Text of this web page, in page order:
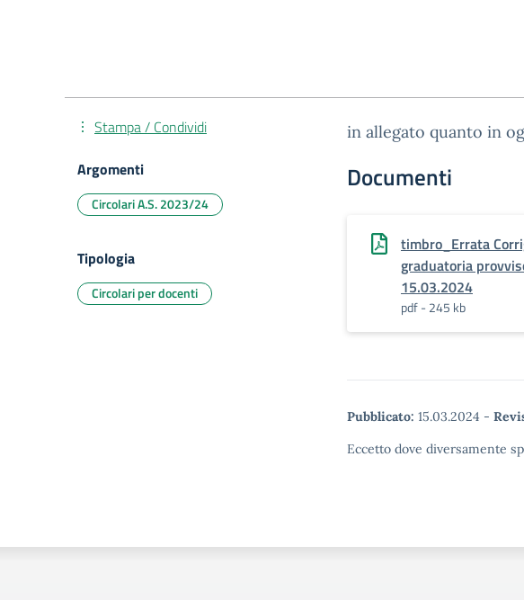
in allegato quanto in
Documenti
timbro_Errata
graduatoria
15.03.2024
pdf - 245 kb
Pubblicato: 15.03.2024 -
Eccetto dove diversamente
Stampa / Condividi
Argomenti
Circolari A.S. 2023/24
Tipologia
Circolari per docenti